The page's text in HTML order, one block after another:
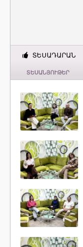
ՏԵՍԱԴԱՐԱՆ
ՏԵՍԱՆՅՈՒԹԵՐ